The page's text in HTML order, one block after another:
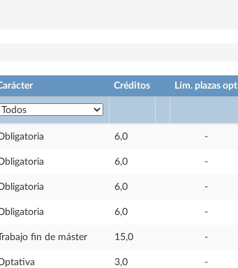
Créditos Lím. plazas opt
6,0 -
6,0 -
6,0 -
6,0 -
Trabajo fin de máster 15,0 -
3,0 -